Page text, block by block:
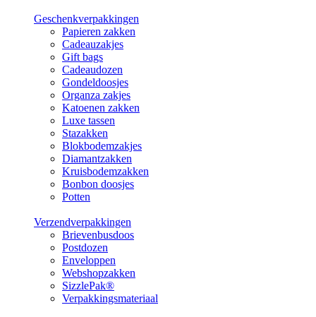
Geschenkverpakkingen
Papieren zakken
Cadeauzakjes
Gift bags
Cadeaudozen
Gondeldoosjes
Organza zakjes
Katoenen zakken
Luxe tassen
Stazakken
Blokbodemzakjes
Diamantzakken
Kruisbodemzakken
Bonbon doosjes
Potten
Verzendverpakkingen
Brievenbusdoos
Postdozen
Enveloppen
Webshopzakken
SizzlePak®
Verpakkingsmateriaal